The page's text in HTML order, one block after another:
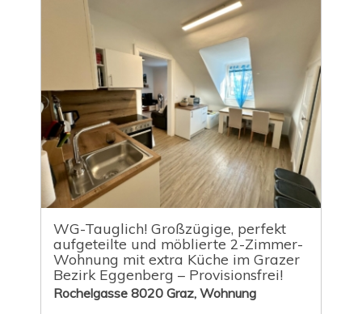
WG-Tauglich! Großzügige, perfekt
aufgeteilte und möblierte 2-Zimmer-
Wohnung mit extra Küche im Grazer
Bezirk Eggenberg – Provisionsfrei!
Rochelgasse 8020 Graz, Wohnung